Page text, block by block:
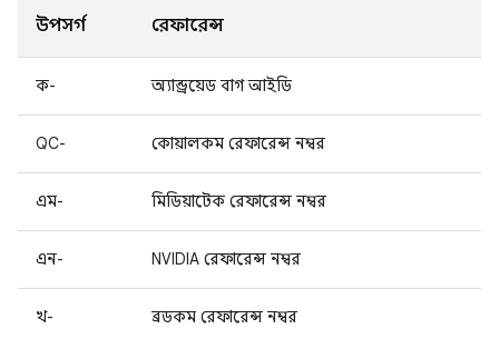
উপসর্গ রেফারেন্স
ক- অ্যান্ড্রয়েড বাগ আইডি
QC- কোয়ালকম রেফারেন্স নম্বর
এম- মিডিয়াটেক রেফারেন্স নম্বর
এন- NVIDIA রেফারেন্স নম্বর
খ- ব্রডকম রেফারেন্স নম্বর